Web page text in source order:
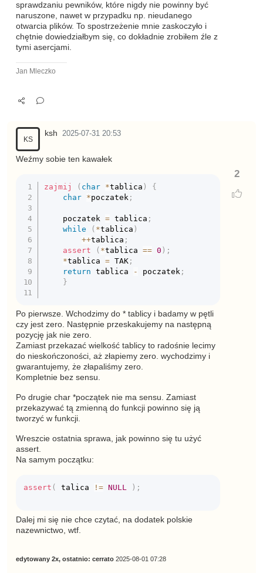
sprawdzaniu pewników, które nigdy nie powinny być
naruszone, nawet w przypadku np. nieudanego
otwarcia plików. To spostrzeżenie mnie zaskoczyło i
chętnie dowiedziałbym się, co dokładnie zrobiłem źle z
tymi asercjami.
Jan Mleczko
KS
ksh 2025-07-31 20:53
2
Weźmy sobie ten kawałek
zajmij ( char *tablica )
{
char
*poczatek ;
	poczatek
= tablica ;
while
( *tablica )
++tablica ;
assert
( *tablica == 0 ) ;
*tablica = TAK;
return tablica - poczatek ;
}
Po pierwsze. Wchodzimy do * tablicy i badamy w pętli
czy jest zero. Następnie przeskakujemy na następną
pozycję jak nie zero.
Zamiast przekazać wielkość tablicy to radośnie lecimy
do nieskończoności, aż złapiemy zero. wychodzimy i
gwarantujemy, że złapaliśmy zero.
Kompletnie bez sensu.
Po drugie char *początek nie ma sensu. Zamiast
przekazywać tą zmienną do funkcji powinno się ją
tworzyć w funkcji.
Wreszcie ostatnia sprawa, jak powinno się tu użyć
assert.
Na samym początku:
assert ( talica != NULL ) ;
Dalej mi się nie chce czytać, na dodatek polskie
nazewnictwo, wtf.
edytowany 2x, ostatnio: cerrato 2025-08-01 07:28